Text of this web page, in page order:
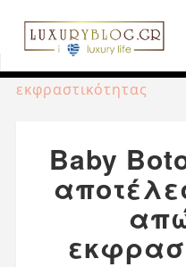
Αρχική σελίδα»
φυσικό αποτέλεσμα
εκφραστικότητας
Baby